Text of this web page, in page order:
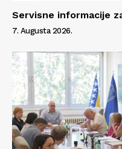
Servisne informacije
7. Augusta 2026.